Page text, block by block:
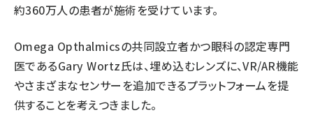
約360万人の患者が施術を受けています。
Omega Opthalmicsの共同設立者かつ眼科の認定専門
医であるGary Wortz氏は、埋め込むレンズに、VR/AR機能
やさまざまなセンサーを追加できるプラットフォームを提
供することを考えつきました。